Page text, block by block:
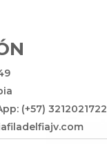
(+57) 3212021722